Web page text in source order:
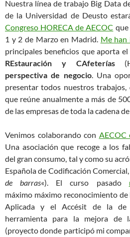
Nuestra línea de trabajo Big Data
de la Universidad de Deusto
Congreso HORECA de AECOC
1 y 2 de Marzo en Madrid. Me
principales beneficios que aporta el
REstauración y CAfeterías
perspectiva de negocio. Una
presentar todos nuestros trabajos,
que reúne anualmente a más de
de las empresas de toda la cadena
Venimos colaborando con AECOC
Una asociación que recoge a los
del gran consumo, tal y como su
Española de Codificación
de barras«). El curso pasado
máximo máximo reconocimiento de
Aplicada y el Accésit de la de
herramienta para la mejora de
(proyecto donde participó mi